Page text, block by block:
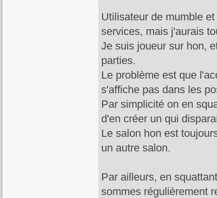
Utilisateur de mumble
services, mais j'aurais
Je suis joueur sur hon,
parties.
Le problème est que
s'affiche pas dans les
Par simplicité on en
d'en créer un qui
Le salon hon est
un autre salon.
Par ailleurs, en
sommes régulièrement